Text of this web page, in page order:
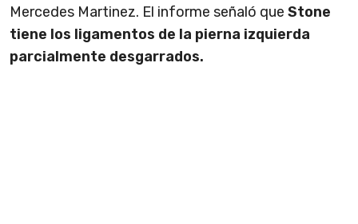
Mercedes Martinez. El informe señaló que Stone
tiene los ligamentos de la pierna izquierda
parcialmente desgarrados.